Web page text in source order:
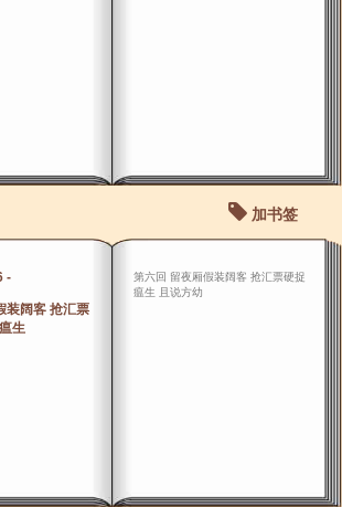
加书签
-
装阔客 抢汇票
生
第六回 留夜厢假装阔客 抢汇票硬捉
瘟生 且说方幼